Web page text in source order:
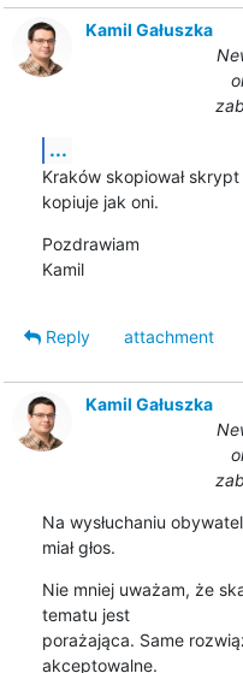
Kamil Gałuszka
...
Kraków skopiował
kopiuje jak oni.
Pozdrawiam
Kamil
Reply
attachment
Kamil Gałuszka
Na wysłuchaniu
miał głos.
Nie mniej uważam, że
tematu jest
porażająca. Same
akceptowalne.